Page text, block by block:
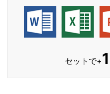
セットで+